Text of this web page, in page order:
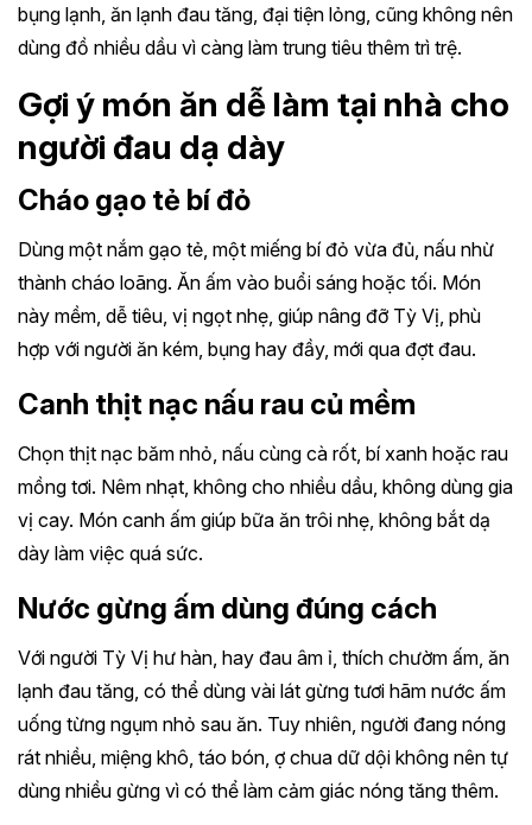
bụng lạnh, ăn lạnh đau tăng, đại tiện lỏng, cũng không nên
dùng đồ nhiều dầu vì càng làm trung tiêu thêm trì trệ.
Gợi ý món ăn dễ làm tại nhà cho
người đau dạ dày
Cháo gạo tẻ bí đỏ
Dùng một nắm gạo tẻ, một miếng bí đỏ vừa đủ, nấu nhừ
thành cháo loãng. Ăn ấm vào buổi sáng hoặc tối. Món
này mềm, dễ tiêu, vị ngọt nhẹ, giúp nâng đỡ Tỳ Vị, phù
hợp với người ăn kém, bụng hay đầy, mới qua đợt đau.
Canh thịt nạc nấu rau củ mềm
Chọn thịt nạc băm nhỏ, nấu cùng cà rốt, bí xanh hoặc rau
mồng tơi. Nêm nhạt, không cho nhiều dầu, không dùng gia
vị cay. Món canh ấm giúp bữa ăn trôi nhẹ, không bắt dạ
dày làm việc quá sức.
Nước gừng ấm dùng đúng cách
Với người Tỳ Vị hư hàn, hay đau âm ỉ, thích chườm ấm, ăn
lạnh đau tăng, có thể dùng vài lát gừng tươi hãm nước ấm
uống từng ngụm nhỏ sau ăn. Tuy nhiên, người đang nóng
rát nhiều, miệng khô, táo bón, ợ chua dữ dội không nên tự
dùng nhiều gừng vì có thể làm cảm giác nóng tăng thêm.